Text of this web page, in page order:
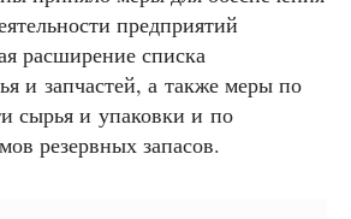
предприятий
расширение списка
и запчастей, а также меры по
сырья и упаковки и по
резервных запасов.